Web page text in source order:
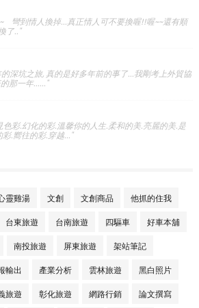
彎到情人換掉...真正情人可不要換喔!!喔~~還有順
了.."
深坑之旅, 真的是好多年前的事了...我剛考上外貿協
那一年......"
色彩.幻化的彩.溫馨你的人生.柔和的美.亮麗的美.是
.嚮往的彩.穿越..."
靈雞湯 文創 文創商品 他抓的住我
台東旅遊 台南旅遊 四驅車 好車本舖
南投旅遊 屏東旅遊 架站筆記
輸出 產業分析 雲林旅遊 黑白照片
旅遊 彰化旅遊 網路行銷 論文撰寫